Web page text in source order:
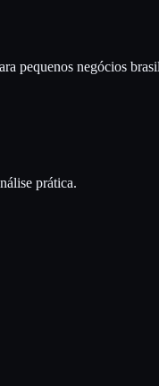
pequenos negócios
prática.